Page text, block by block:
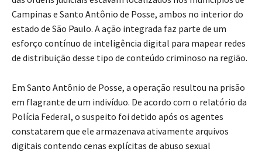
Campinas e Santo Antônio de Posse, ambos no interior do
estado de São Paulo. A ação integrada faz parte de um
esforço contínuo de inteligência digital para mapear redes
de distribuição desse tipo de conteúdo criminoso na região.
Em Santo Antônio de Posse, a operação resultou na prisão
em flagrante de um indivíduo. De acordo com o relatório da
Polícia Federal, o suspeito foi detido após os agentes
constatarem que ele armazenava ativamente arquivos
digitais contendo cenas explícitas de abuso sexual